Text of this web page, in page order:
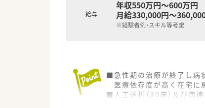
給与
年収550万円～600万円
月給330,000円～
※経験者例・スキル等考慮
■急性期の治療が終了し病
医療依存度が高く在宅に
■人工透析（30床）及び病棟